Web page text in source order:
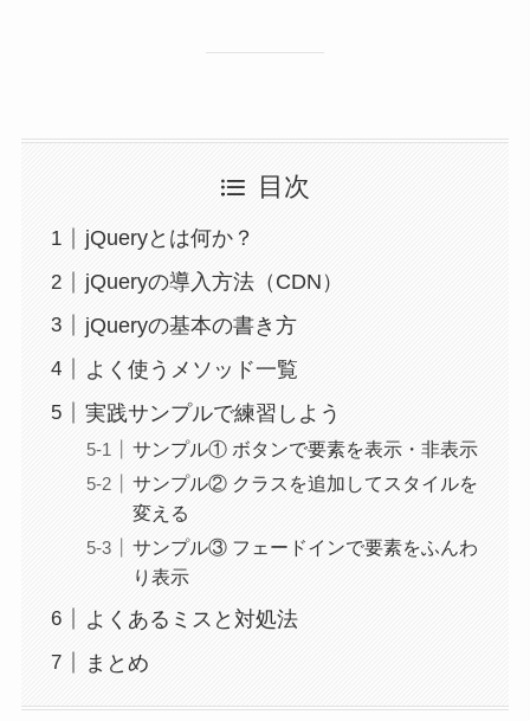
目次
jQueryとは何か？
jQueryの導入方法（CDN）
jQueryの基本の書き方
よく使うメソッド一覧
実践サンプルで練習しよう
サンプル① ボタンで要素を表示・非表示
サンプル② クラスを追加してスタイルを
変える
サンプル③ フェードインで要素をふんわ
り表示
よくあるミスと対処法
まとめ